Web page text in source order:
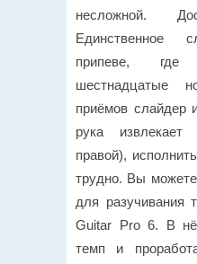
несложной.
Единственное
припеве, где
шестнадцатые
приёмов слайдер
рука
правой),
трудно. Вы можете
для разучивания
Guitar Pro 6. В
темп и